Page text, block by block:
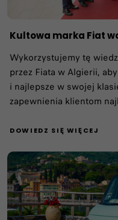
Kultowa marka Fiat
Wykorzystujemy tę
przez Fiata w Algierii,
i najlepsze w swojej
zapewnienia klientom
DOWIEDZ SIĘ WIĘCEJ